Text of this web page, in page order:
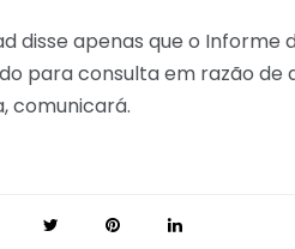
disse apenas que o Informe
para consulta em razão de
comunicará.